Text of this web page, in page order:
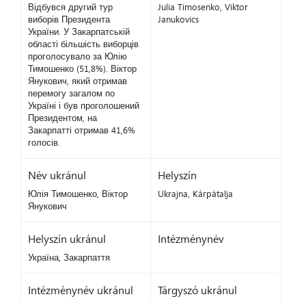
Відбувся другий тур
виборів Президента
України. У Закарпатській
області більшість виборців
проголосувало за Юлію
Тимошенко (51,8%). Віктор
Янукович, який отримав
перемогу загалом по
Україні і був проголошений
Президентом, на
Закарпатті отримав 41,6%
голосів.
Julia Timosenko, Viktor
Janukovics
Név ukránul
Юлія Тимошенко, Віктор
Янукович
Helyszín
Ukrajna, Kárpátalja
Helyszín ukránul
Україна, Закарпаття
Intézménynév
Intézménynév ukránul Tárgyszó ukránul